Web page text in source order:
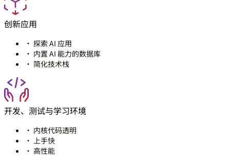
创新应用
· 探索 AI 应用
· 内置 AI 能力的数据库
· 简化技术栈
开发、测试与学习环境
· 内核代码透明
· 上手快
· 高性能